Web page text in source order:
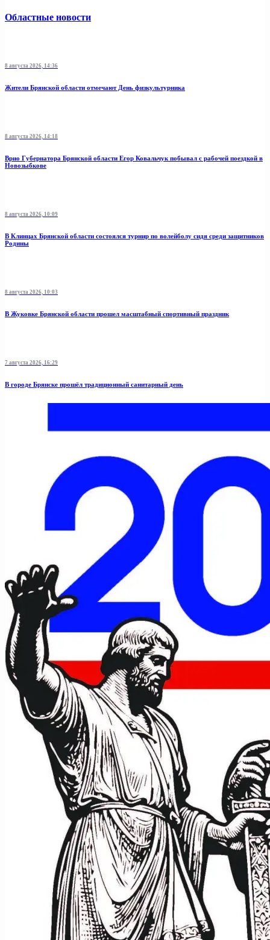
Областные новости
8 августа 2026, 14:36
Жители Брянской области отмечают День физкультурника
8 августа 2026, 14:18
Врио Губернатора Брянской области Егор Ковальчук побывал с рабочей поездкой в
Новозыбкове
8 августа 2026, 10:09
В Клинцах Брянской области состоялся турнир по волейболу сидя среди защитников
Родины
8 августа 2026, 10:03
В Жуковке Брянской области прошел масштабный спортивный праздник
7 августа 2026, 16:29
В городе Брянске прошёл традиционный санитарный день